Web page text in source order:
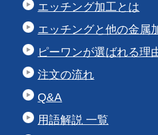
エッチング加工とは
エッチングと他の金属
ピーワンが選ばれる理
注文の流れ
Q&A
用語解説 一覧